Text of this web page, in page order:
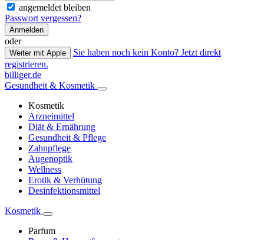
angemeldet bleiben
Passwort vergessen?
Anmelden
oder
Weiter mit Apple
Sie haben noch kein Konto? Jetzt direkt
registrieren.
billiger.de
Gesundheit & Kosmetik
Kosmetik
Arzneimittel
Diät & Ernährung
Gesundheit & Pflege
Zahnpflege
Augenoptik
Wellness
Erotik & Verhütung
Desinfektionsmittel
Kosmetik
Parfum